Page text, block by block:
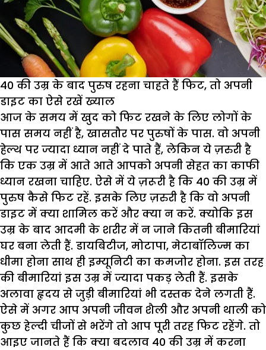
40 की उम्र के बाद पुरुष रहना चाहते हैं फिट, तो अपनी
डाइट का ऐसे रखें ख्याल
आज के समय में खुद को फिट रखने के लिए लोगों के
पास समय नहीं है, खासतौर पर पुरुषों के पास. वो अपनी
हेल्थ पर ज्यादा ध्यान नहीं दे पाते हैं, लेकिन ये ज़रुरी है
कि एक उम्र में आते आते आपको अपनी सेहत का काफी
ध्यान रखना चाहिए. ऐसे में ये ज़रूरी है कि 40 की उम्र में
पुरुष कैसे फिट रहें. इसके लिए ज़रुरी है कि वो अपनी
डाइट में क्या शामिल करें और क्या न करें. क्योकि इस
उम्र के बाद आदमी के शरीर में न जाने कितनी बीमारियां
घर बना लेती हैं. डायबिटीज, मोटापा, मेटाबॉलिज्म का
धीमा होना साथ ही इम्यूनिटी का कमजोर होना. इस तरह
की बीमारियां इस उम्र में ज्यादा पकड़ लेती हैं. इसके
अलावा हृदय से जुड़ी बीमारियां भी दस्तक देने लगती हैं.
ऐसे में अगर आप अपनी जीवन शैली और अपनी थाली को
कुछ हेल्दी चीजों से भरेंगे तो आप पूरी तरह फिट रहेंगे. तो
आइए जानते हैं कि क्या बदलाव 40 की उम्र में करना